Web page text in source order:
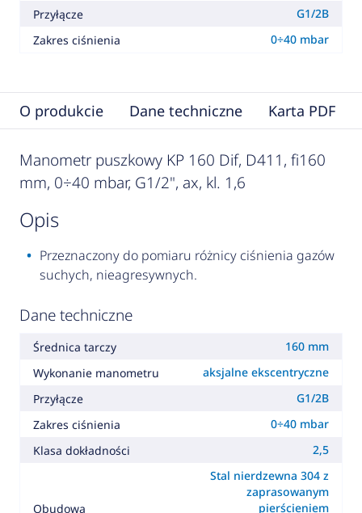
Przyłącze
G1/2B
Zakres ciśnienia
0÷40 mbar
O produkcie Dane techniczne Karta PDF
Manometr puszkowy KP 160 Dif, D411, fi160
mm, 0÷40 mbar, G1/2", ax, kl. 1,6
opis
Przeznaczony do pomiaru różnicy ciśnienia gazów
suchych, nieagresywnych.
Dane techniczne
Średnica tarczy
160 mm
Wykonanie manometru
aksjalne ekscentryczne
Przyłącze
G1/2B
Zakres ciśnienia
0÷40 mbar
Klasa dokładności
2,5
Obudowa
Stal nierdzewna 304 z
zaprasowanym
pierścieniem